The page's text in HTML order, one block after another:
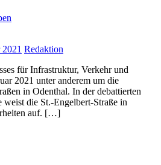
Redaktion
für Infrastruktur, Verkehr und
2021 unter anderem um die
in Odenthal. In der debattierten
weist die St.-Engelbert-Straße in
auf. […]